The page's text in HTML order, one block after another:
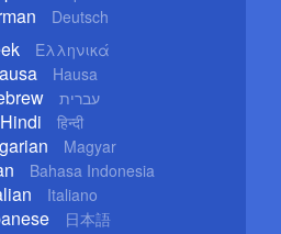
Deutsch
Ελληνικά
Hausa
עברית
Hindi हिन्दी
Magyar
Bahasa Indonesia
Italiano
日本語